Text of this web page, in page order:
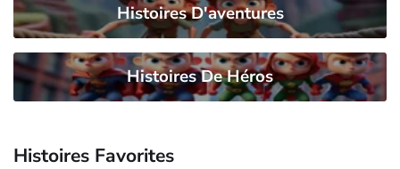
Histoires D'aventures
Histoires De Héros
Histoires Favorites